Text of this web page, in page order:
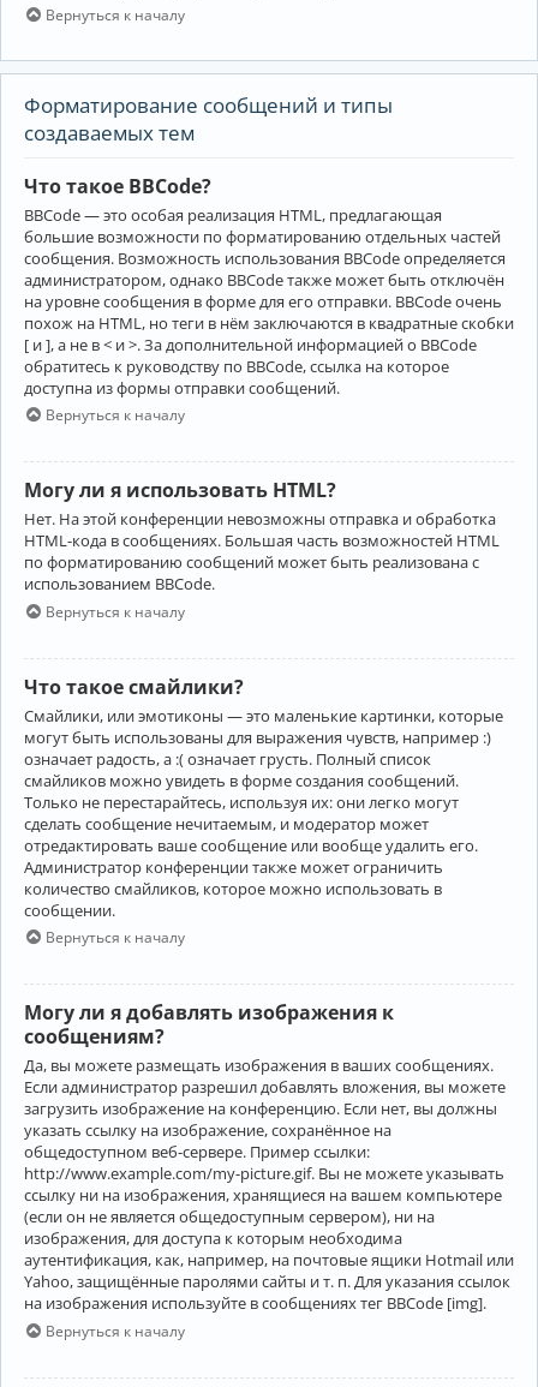
Вернуться к началу
Форматирование сообщений и типы
создаваемых тем
Что такое BBCode?
BBCode — это особая реализация HTML, предлагающая
большие возможности по форматированию отдельных частей
сообщения. Возможность использования BBCode определяется
администратором, однако BBCode также может быть отключён
на уровне сообщения в форме для его отправки. BBCode очень
похож на HTML, но теги в нём заключаются в квадратные скобки
[ и ], а не в < и >. За дополнительной информацией о BBCode
обратитесь к руководству по BBCode, ссылка на которое
доступна из формы отправки сообщений.
Вернуться к началу
Могу ли я использовать HTML?
Нет. На этой конференции невозможны отправка и обработка
HTML-кода в сообщениях. Большая часть возможностей HTML
по форматированию сообщений может быть реализована с
использованием BBCode.
Вернуться к началу
Что такое смайлики?
Смайлики, или эмотиконы — это маленькие картинки, которые
могут быть использованы для выражения чувств, например :)
означает радость, а :( означает грусть. Полный список
смайликов можно увидеть в форме создания сообщений.
Только не перестарайтесь, используя их: они легко могут
сделать сообщение нечитаемым, и модератор может
отредактировать ваше сообщение или вообще удалить его.
Администратор конференции также может ограничить
количество смайликов, которое можно использовать в
сообщении.
Вернуться к началу
Могу ли я добавлять изображения к
сообщениям?
Да, вы можете размещать изображения в ваших сообщениях.
Если администратор разрешил добавлять вложения, вы можете
загрузить изображение на конференцию. Если нет, вы должны
указать ссылку на изображение, сохранённое на
общедоступном веб-сервере. Пример ссылки:
http://www.example.com/my-picture.gif. Вы не можете указывать
ссылку ни на изображения, хранящиеся на вашем компьютере
(если он не является общедоступным сервером), ни на
изображения, для доступа к которым необходима
аутентификация, как, например, на почтовые ящики Hotmail или
Yahoo, защищённые паролями сайты и т. п. Для указания ссылок
на изображения используйте в сообщениях тег BBCode [img].
Вернуться к началу